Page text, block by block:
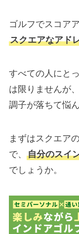
ゴルフでスコア
スクエアなアド
すべての人にと
は限りませんが
調子が落ちて悩
まずはスクエア
で、 自分のスイ
でしょうか。